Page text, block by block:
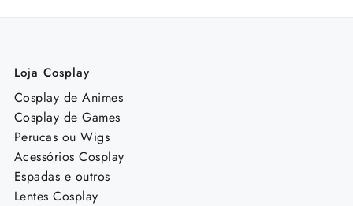
Loja Cosplay
Cosplay de Animes
Cosplay de Games
Perucas ou Wigs
Acessórios Cosplay
Espadas e outros
Lentes Cosplay